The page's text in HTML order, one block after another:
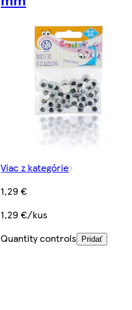
Viac z kategórie
1,29 €
1,29 €/kus
Quantity controls Pridať